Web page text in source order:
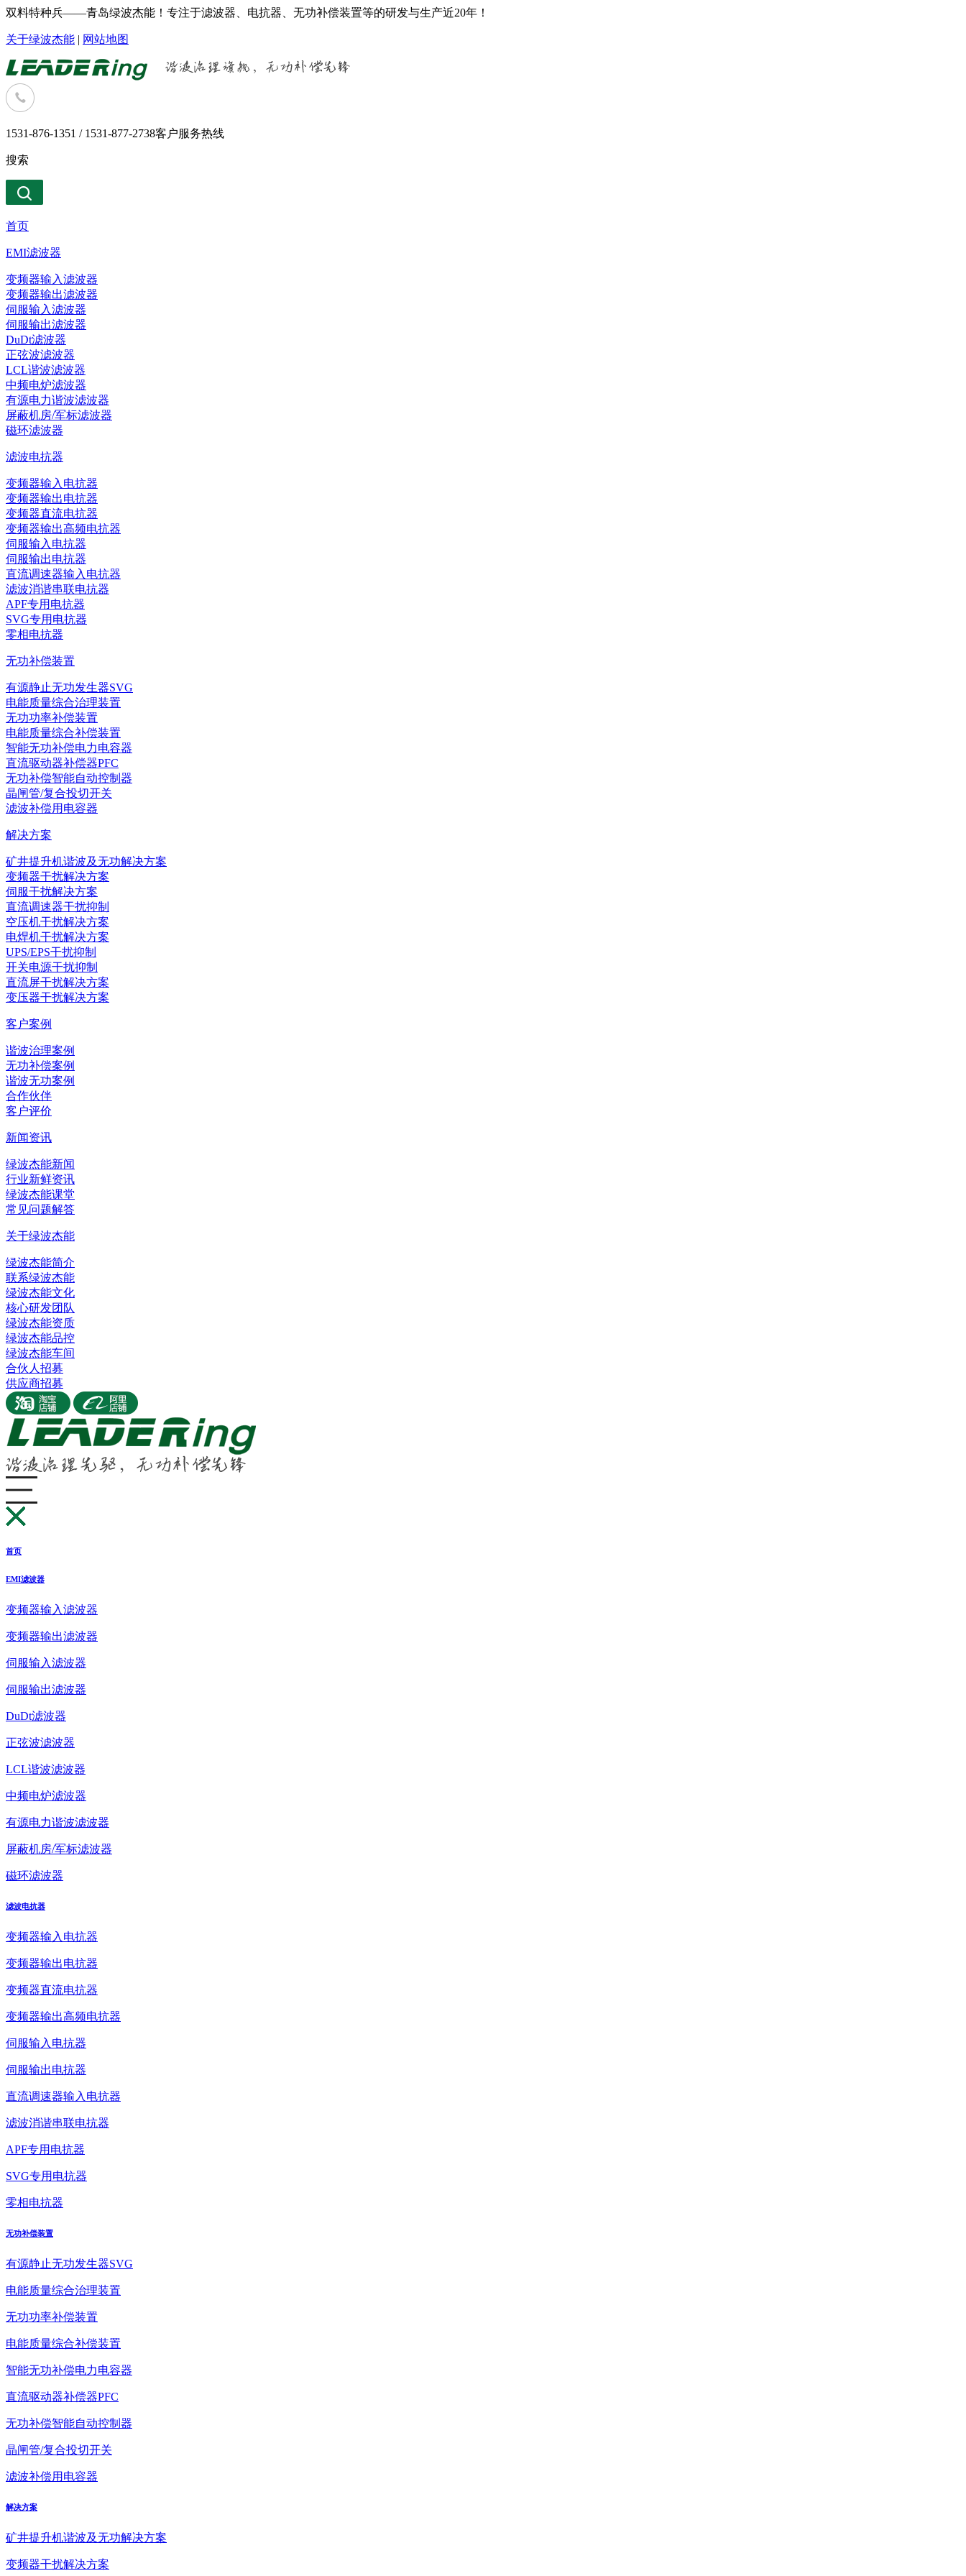
双料特种兵——青岛绿波杰能！专注于滤波器、电抗器、无功补偿装置等的研发与生产近20年！
关于绿波杰能 | 网站地图
1531-876-1351 / 1531-877-2738客户服务热线
搜索
首页
EMI滤波器
变频器输入滤波器
变频器输出滤波器
伺服输入滤波器
伺服输出滤波器
DuDt滤波器
正弦波滤波器
LCL谐波滤波器
中频电炉滤波器
有源电力谐波滤波器
屏蔽机房/军标滤波器
磁环滤波器
滤波电抗器
变频器输入电抗器
变频器输出电抗器
变频器直流电抗器
变频器输出高频电抗器
伺服输入电抗器
伺服输出电抗器
直流调速器输入电抗器
滤波消谐串联电抗器
APF专用电抗器
SVG专用电抗器
零相电抗器
无功补偿装置
有源静止无功发生器SVG
电能质量综合治理装置
无功功率补偿装置
电能质量综合补偿装置
智能无功补偿电力电容器
直流驱动器补偿器PFC
无功补偿智能自动控制器
晶闸管/复合投切开关
滤波补偿用电容器
解决方案
矿井提升机谐波及无功解决方案
变频器干扰解决方案
伺服干扰解决方案
直流调速器干扰抑制
空压机干扰解决方案
电焊机干扰解决方案
UPS/EPS干扰抑制
开关电源干扰抑制
直流屏干扰解决方案
变压器干扰解决方案
客户案例
谐波治理案例
无功补偿案例
谐波无功案例
合作伙伴
客户评价
新闻资讯
绿波杰能新闻
行业新鲜资讯
绿波杰能课堂
常见问题解答
关于绿波杰能
绿波杰能简介
联系绿波杰能
绿波杰能文化
核心研发团队
绿波杰能资质
绿波杰能品控
绿波杰能车间
合伙人招募
供应商招募
首页
EMI滤波器
变频器输入滤波器
变频器输出滤波器
伺服输入滤波器
伺服输出滤波器
DuDt滤波器
正弦波滤波器
LCL谐波滤波器
中频电炉滤波器
有源电力谐波滤波器
屏蔽机房/军标滤波器
磁环滤波器
滤波电抗器
变频器输入电抗器
变频器输出电抗器
变频器直流电抗器
变频器输出高频电抗器
伺服输入电抗器
伺服输出电抗器
直流调速器输入电抗器
滤波消谐串联电抗器
APF专用电抗器
SVG专用电抗器
零相电抗器
无功补偿装置
有源静止无功发生器SVG
电能质量综合治理装置
无功功率补偿装置
电能质量综合补偿装置
智能无功补偿电力电容器
直流驱动器补偿器PFC
无功补偿智能自动控制器
晶闸管/复合投切开关
滤波补偿用电容器
解决方案
矿井提升机谐波及无功解决方案
变频器干扰解决方案